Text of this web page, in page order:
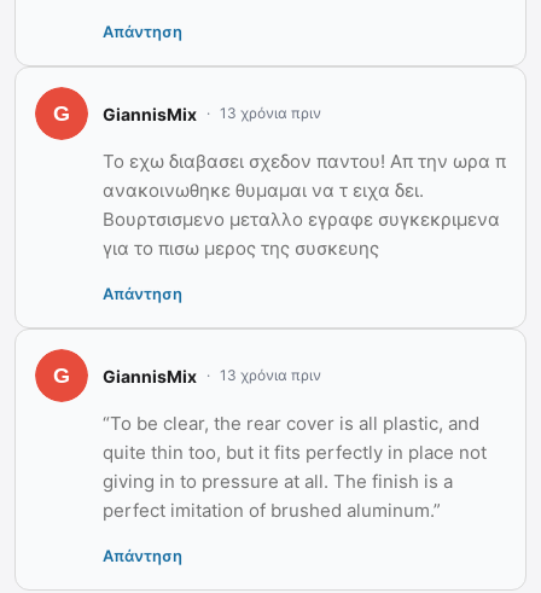
Απάντηση
GiannisMix 13 χρόνια πριν
Το εχω διαβασει σχεδον παντου! Απ την ωρα π
ανακοινωθηκε θυμαμαι να τ ειχα δει.
Βουρτσισμενο μεταλλο εγραφε συγκεκριμενα
για το πισω μερος της συσκευης
Απάντηση
GiannisMix 13 χρόνια πριν
“To be clear, the rear cover is all plastic, and
quite thin too, but it fits perfectly in place not
giving in to pressure at all. The finish is a
perfect imitation of brushed aluminum.”
Απάντηση